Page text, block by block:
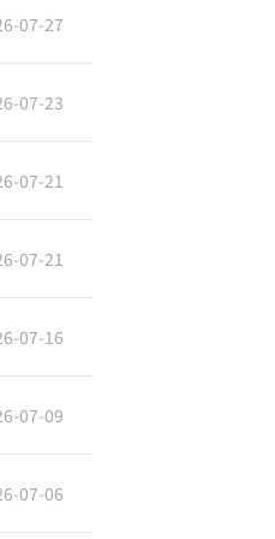
07-27
07-23
07-21
07-21
07-16
07-09
07-06